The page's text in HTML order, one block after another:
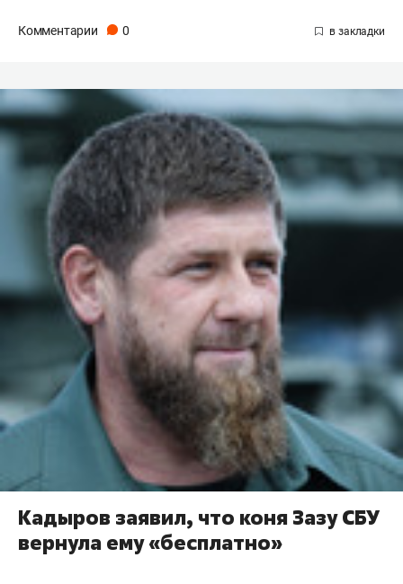
Комментарии 0
Кадыров заявил, что коня Зазу СБУ
вернула ему «бесплатно»